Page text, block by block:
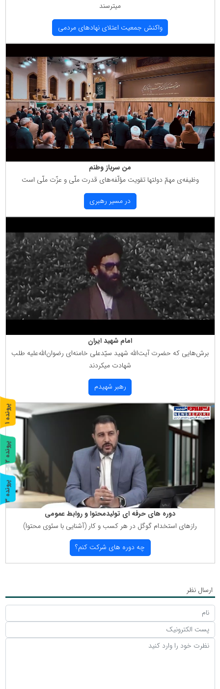
میترسند
واكنش جمعیت اعتلای نهادهای مردمی
من سرباز وطنم
وظیفه‌ی مهمّ دولتها تقویت مؤلّفه‌های قدرت ملّی و عزّت ملّی است
در مسیر رهبری
امام شهید ایران
برش‌هایی كه حضرت آیت‌الله شهید سیّدعلی خامنه‌ای رضوان‌الله‌علیه طلب
شهادت میكردند
رهبر شهیدم
دوره های حرفه ای تولیدمحتوا و روابط عمومی
رازهای استخدام گوگل در هر كسب و كار (آشنایی با سئوی محتوا)
چه دوره های شركت كنم؟
ارسال نظر
پ
ر
و
ن
د
ه
1
پ
ر
و
ن
د
ه
2
پ
ر
و
ن
د
ه
3